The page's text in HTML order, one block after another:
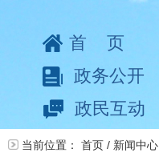
首页
政务公开
政民互动
当前位置： 首页 / 新闻中心